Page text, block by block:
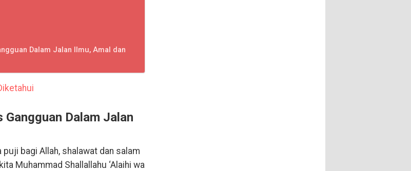
Dalam Jalan Ilmu, Amal dan
Dalam Jalan
puji bagi Allah, shalawat dan salam
Muhammad Shallallahu ‘Alaihi wa